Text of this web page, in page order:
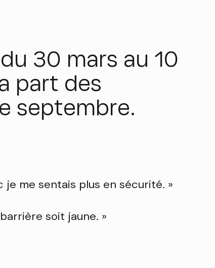
30 mars au 10
part des
septembre.
me sentais plus en sécurité. »
soit jaune. »